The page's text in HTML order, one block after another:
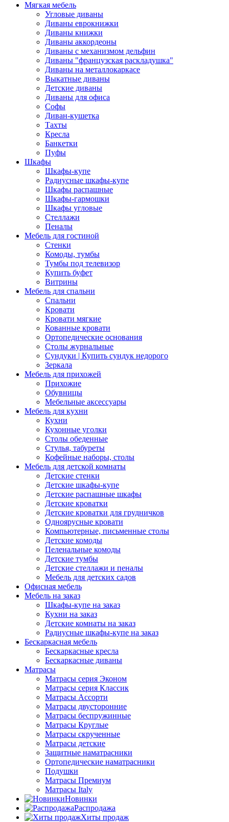
Мягкая мебель
Угловые диваны
Диваны еврокнижки
Диваны книжки
Диваны аккордеоны
Диваны с механизмом дельфин
Диваны "французская раскладушка"
Диваны на металлокаркасе
Выкатные диваны
Детские диваны
Диваны для офиса
Софы
Диван-кушетка
Тахты
Кресла
Банкетки
Пуфы
Шкафы
Шкафы-купе
Радиусные шкафы-купе
Шкафы распашные
Шкафы-гармошки
Шкафы угловые
Стеллажи
Пеналы
Мебель для гостиной
Стенки
Комоды, тумбы
Тумбы под телевизор
Купить буфет
Витрины
Мебель для спальни
Спальни
Кровати
Кровати мягкие
Кованные кровати
Ортопедические основания
Столы журнальные
Сундуки | Купить сундук недорого
Зеркала
Мебель для прихожей
Прихожие
Обувницы
Мебельные аксессуары
Мебель для кухни
Кухни
Кухонные уголки
Столы обеденные
Стулья, табуреты
Кофейные наборы, столы
Мебель для детской комнаты
Детские стенки
Детские шкафы-купе
Детские распашные шкафы
Детские кроватки
Детские кроватки для грудничков
Одноярусные кровати
Компьютерные, письменные столы
Детские комоды
Пеленальные комоды
Детские тумбы
Детские стеллажи и пеналы
Мебель для детских садов
Офисная мебель
Мебель на заказ
Шкафы-купе на заказ
Кухни на заказ
Детские комнаты на заказ
Радиусные шкафы-купе на заказ
Бескаркасная мебель
Бескаркасные кресла
Бескаркасные диваны
Матрасы
Матрасы серия Эконом
Матрасы серия Классик
Матрасы Ассорти
Матрасы двусторонние
Матрасы беспружинные
Матрасы Круглые
Матрасы скрученные
Матрасы детские
Защитные наматрасники
Ортопедические наматрасники
Подушки
Матрасы Премиум
Матрасы Italy
Новинки
Распродажа
Хиты продаж